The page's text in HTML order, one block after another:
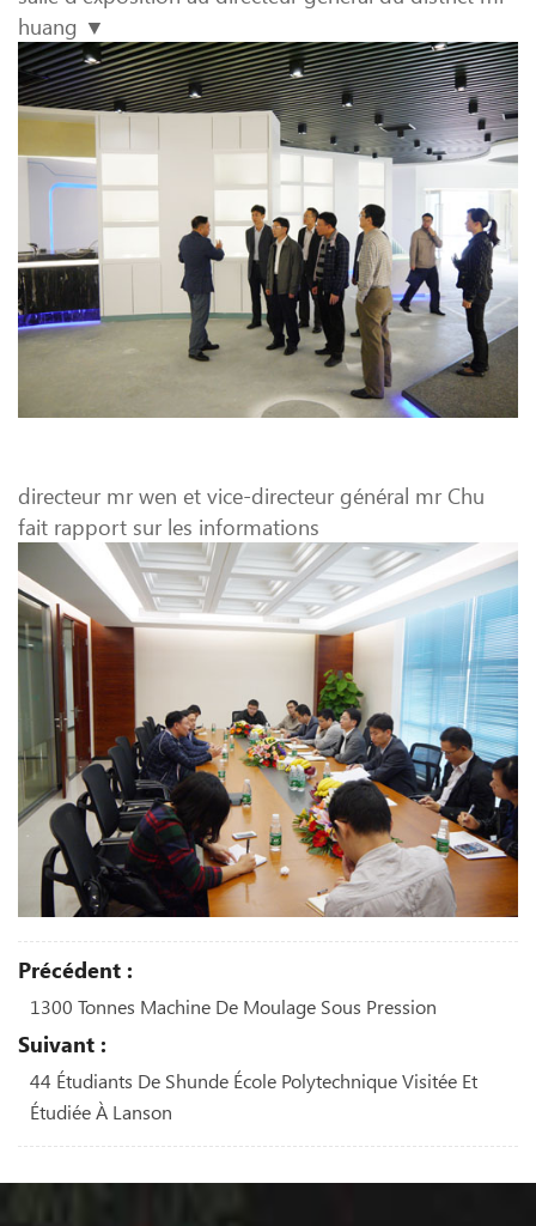
huang ▼
directeur mr wen et vice-directeur général mr Chu
fait rapport sur les informations
Précédent :
1300 Tonnes Machine De Moulage Sous Pression
Suivant :
44 Étudiants De Shunde École Polytechnique Visitée Et
Étudiée À Lanson